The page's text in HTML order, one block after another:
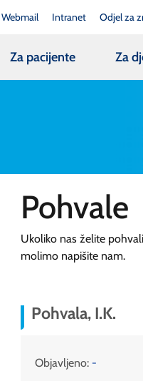
Webmail Intranet Odjel za
Za pacijente Za
Pohvale
Ukoliko nas želite
molimo napišite nam.
Pohvala, I.K.
Objavljeno: -